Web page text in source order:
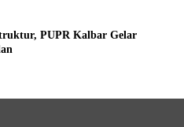
PUPR Kalbar Gelar